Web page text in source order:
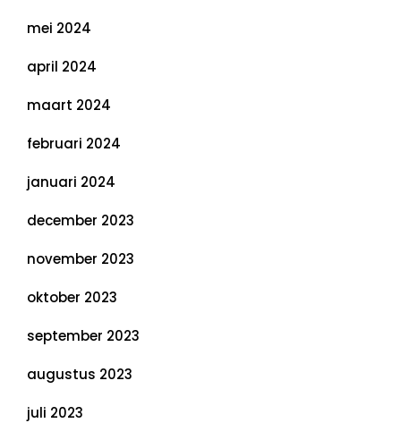
mei 2024
april 2024
maart 2024
februari 2024
januari 2024
december 2023
november 2023
oktober 2023
september 2023
augustus 2023
juli 2023